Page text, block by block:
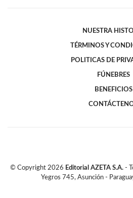
NUESTRA
TÉRMINOS Y
POLITICAS DE
FÚNEBRES
BENEFICIOS
© Copyright 2026 Editorial AZETA S.A. -
Yegros 745, Asunción -